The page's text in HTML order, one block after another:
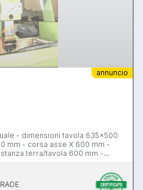
annuncio
- dimensioni tavola 635x500
mm - corsa asse X 600 mm -
terra/tavola 600 mm -
mm